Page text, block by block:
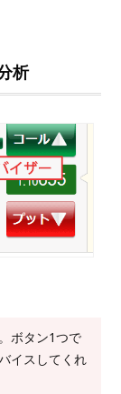
析
ボタン1つで
イスしてくれ